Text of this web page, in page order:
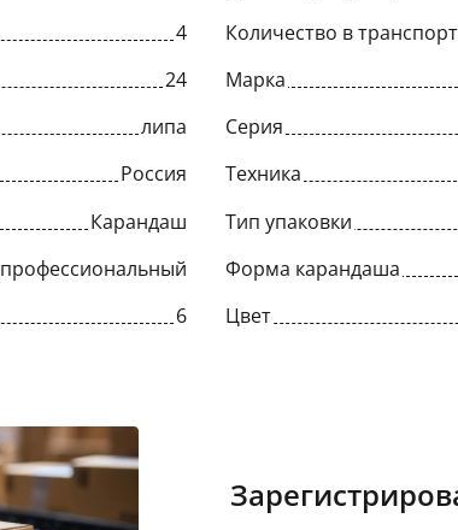
4 Количество в
24 Марка
липа Серия
Россия Техника
Карандаш Тип упаковки
профессиональный Форма карандаша
6 Цвет